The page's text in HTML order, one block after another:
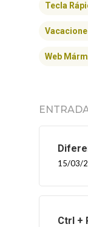
Tecla
Web
15/03/
Ctrl +